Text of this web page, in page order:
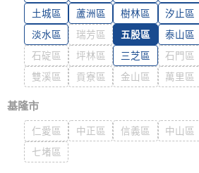
土城區 蘆洲區 樹林區 汐止區
淡水區
瑞芳區 五股區 泰山區
石碇區
坪林區 三芝區 石門區
雙溪區
貢寮區 金山區 萬里區
基隆市
仁愛區 中正區 信義區 中山區
七堵區